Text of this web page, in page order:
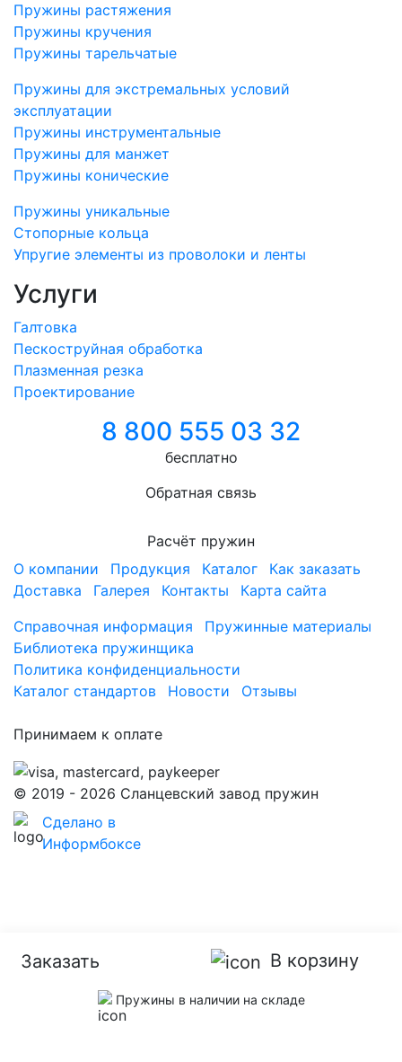
Заказать В корзину
Пружины в наличии на складе
Пружины растяжения
Пружины кручения
Пружины тарельчатые
Пружины для экстремальных условий
эксплуатации
Пружины инструментальные
Пружины для манжет
Пружины конические
Пружины уникальные
Стопорные кольца
Упругие элементы из проволоки и ленты
Услуги
Галтовка
Пескоструйная обработка
Плазменная резка
Проектирование
8 800 555 03 32
бесплатно
Обратная связь
Расчёт пружин
О компании
Продукция Каталог
Как заказать
Доставка
Галерея Контакты
Карта сайта
Справочная информация
Пружинные материалы
Библиотека пружинщика
Политика конфиденциальности
Каталог стандартов
Новости Отзывы
Принимаем к оплате
© 2019 - 2026 Сланцевский завод пружин
Сделано в
Информбоксе
Мы используем файлы cookie. Продолжая
использовать этот сайт, Вы даете согласие на